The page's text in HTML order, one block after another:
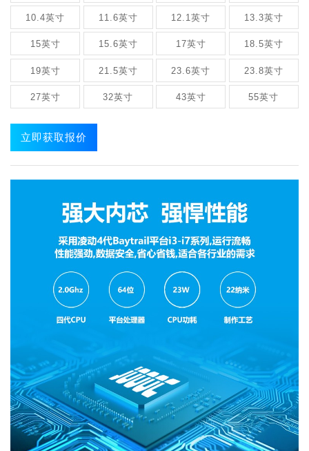
10.4英寸 11.6英寸 12.1英寸 13.3英寸
15英寸 15.6英寸 17英寸 18.5英寸
19英寸 21.5英寸 23.6英寸 23.8英寸
27英寸 32英寸 43英寸 55英寸
立即获取报价